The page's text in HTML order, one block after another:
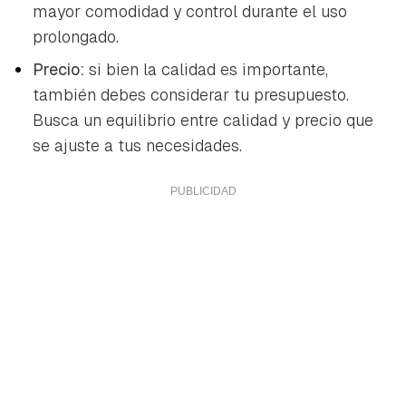
mayor comodidad y control durante el uso
prolongado.
Precio: si bien la calidad es importante,
también debes considerar tu presupuesto.
Busca un equilibrio entre calidad y precio que
se ajuste a tus necesidades.